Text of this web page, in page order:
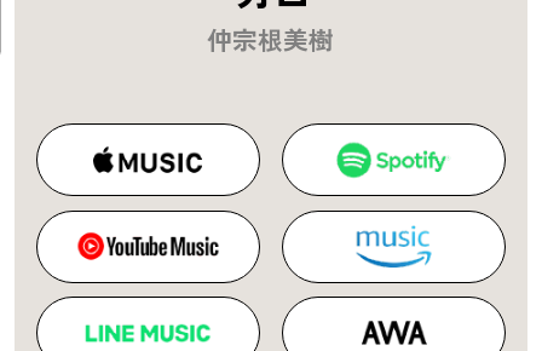
仲宗根美樹